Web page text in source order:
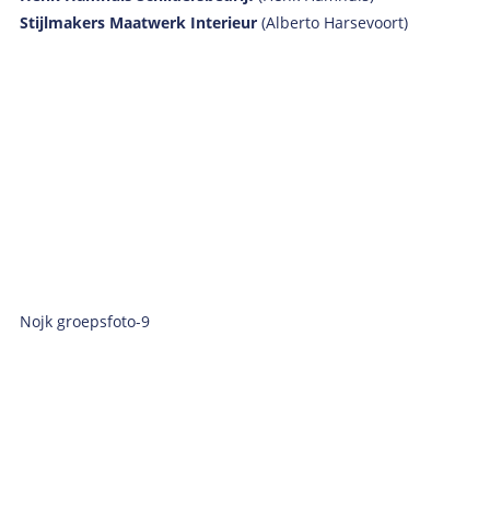
Stijlmakers Maatwerk Interieur(Alberto Harsevoort)
Nojk groepsfoto-9